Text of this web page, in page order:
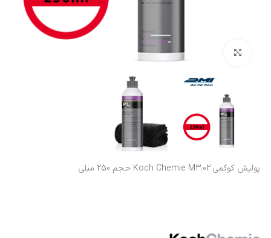
بزرگنمایی تصویر
پولیش کوکمی Koch Chemie M3.02 حجم 250 میلی